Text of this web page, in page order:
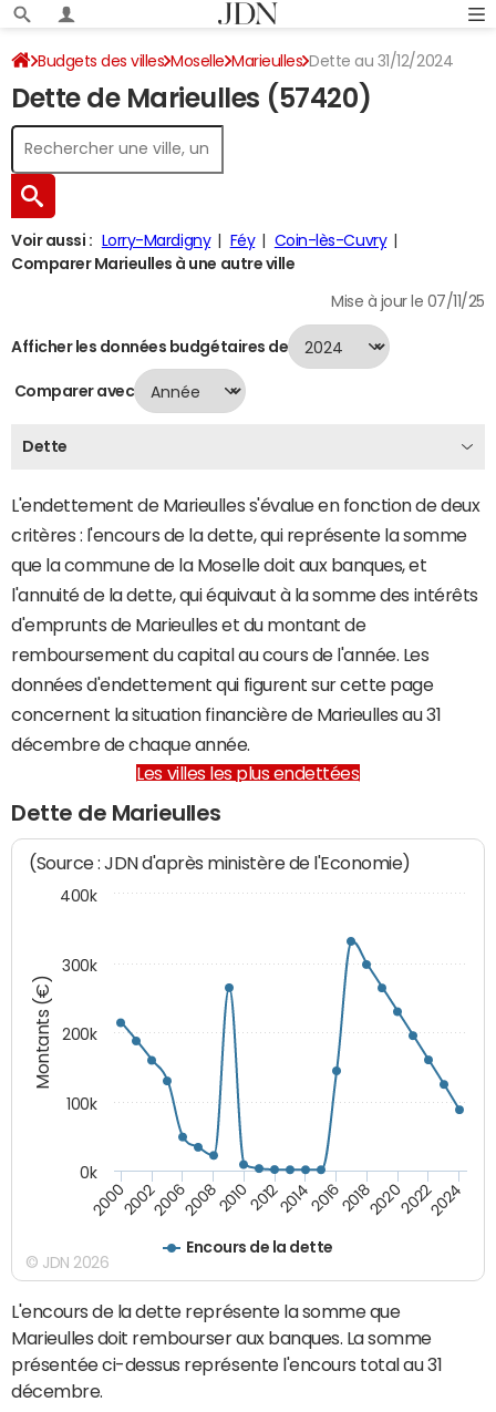
Budgets des villes Moselle Marieulles Dette au 31/12/2024
Dette de Marieulles (57420)
Voir aussi : Lorry-Mardigny Féy
Coin-lès-Cuvry
Comparer Marieulles à une autre ville
Mise à jour le 07/11/25
Afficher les données budgétaires de
Comparer avec
Dette
L'endettement de Marieulles s'évalue en fonction de deux
critères : l'encours de la dette, qui représente la somme
que la commune de la Moselle doit aux banques, et
l'annuité de la dette, qui équivaut à la somme des intérêts
d'emprunts de Marieulles et du montant de
remboursement du capital au cours de l'année. Les
données d'endettement qui figurent sur cette page
concernent la situation financière de Marieulles au 31
décembre de chaque année.
Les villes les plus endettées
Dette de Marieulles
Montants (€)
(Source : JDN d'après ministère de l'Economie)
Encours de la dette
200020022006200820102012201420162018202020222024
0k
100k
200k
300k
400k
© JDN 2026
L'encours de la dette représente la somme que
Marieulles doit rembourser aux banques. La somme
présentée ci-dessus représente l'encours total au 31
décembre.